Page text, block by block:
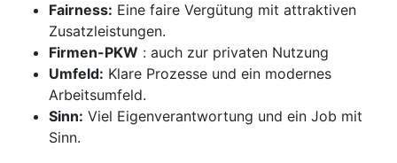
Fairness: Eine faire Vergütung mit attraktiven
Zusatzleistungen.
Firmen-PKW : auch zur privaten Nutzung
Umfeld: Klare Prozesse und ein modernes
Arbeitsumfeld.
Sinn: Viel Eigenverantwortung und ein Job mit
Sinn.